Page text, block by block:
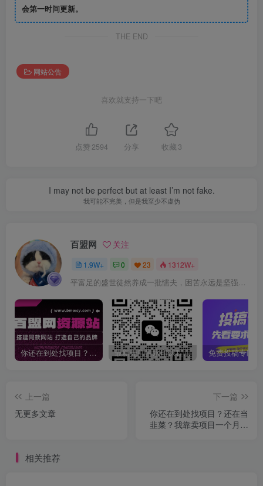
会第一时间更新。
THE END
网站公告
喜欢就支持一下吧
点赞 2594 分享 收藏 3
I may not be perfect but at least I’m not fake.
我可能不完美，但是我至少不虚伪
百盟网 关注
1.9W+ 0 23 1312W+
平富足的盛世徒然养成一批懦夫，困苦永远是坚强之母
你还在到处找项目？还在当韭菜？我靠卖项目一个月收入5万+，曾经我也是个失败者。 最新无广告水印课程资源 长期更新
上一篇
无更多文章
下一篇
你还在到处找项目？还在当
韭菜？我靠卖项目一个月收
相关推荐